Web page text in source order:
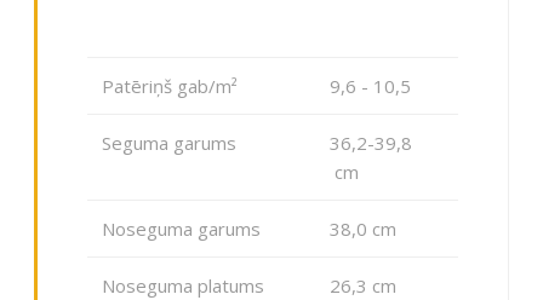
Patēriņš gab/m² 9,6 - 10,5
Seguma garums
36,2-39,8
cm
Noseguma garums 38,0 cm
Noseguma platums 26,3 cm